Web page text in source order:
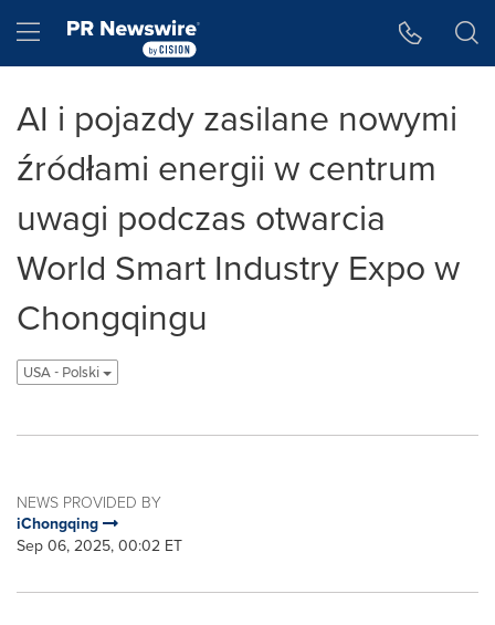
Hamburger menu
AI i pojazdy zasilane nowymi
źródłami energii w centrum
uwagi podczas otwarcia
World Smart Industry Expo w
Chongqingu
USA - Polski
NEWS PROVIDED BY
iChongqing
Sep 06, 2025, 00:02 ET